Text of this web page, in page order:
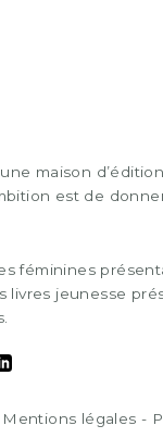
maison
est de
féminines
livres jeunesse
Mentions légales -